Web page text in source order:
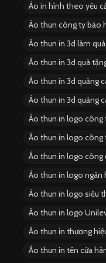
Áo in hình theo yêu
Áo thun công ty bảo
Áo thun in 3d làm
Áo thun in 3d quà
Áo thun in 3d quảng
Áo thun in 3d quảng
Áo thun in logo công
Áo thun in logo công
Áo thun in logo công
Áo thun in logo ngân
Áo thun in logo siêu
Áo thun in logo
Áo thun in thương
Áo thun in tên cửa